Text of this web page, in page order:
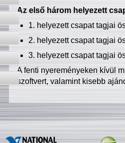
Az első három helyezett
1. helyezett csapat tagjai
2. helyezett csapat tagjai
3. helyezett csapat tagjai
A fenti nyereményeken kívül
szoftvert, valamint kisebb